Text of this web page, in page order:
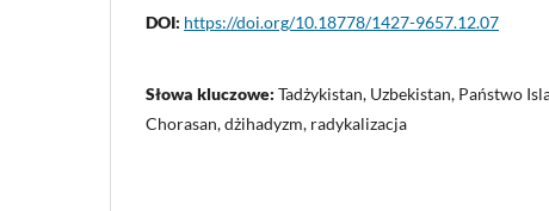
DOI: https://doi.org/10.18778/1427-9657.12.07
Słowa kluczowe: Tadżykistan, Uzbekistan, Państwo
Chorasan, dżihadyzm, radykalizacja